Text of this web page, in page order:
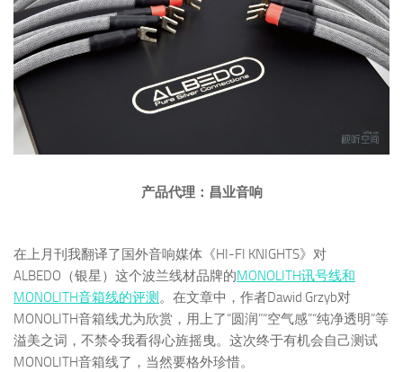
产品代理：昌业音响
在上月刊我翻译了国外音响媒体《HI-FI KNIGHTS》对
ALBEDO（银星）这个波兰线材品牌的MONOLITH讯号线和
MONOLITH音箱线的评测 。在文章中，作者Dawid Grzyb对
MONOLITH音箱线尤为欣赏，用上了“圆润”“空气感”“纯净透明”等
溢美之词，不禁令我看得心旌摇曳。这次终于有机会自己测试
MONOLITH音箱线了，当然要格外珍惜。